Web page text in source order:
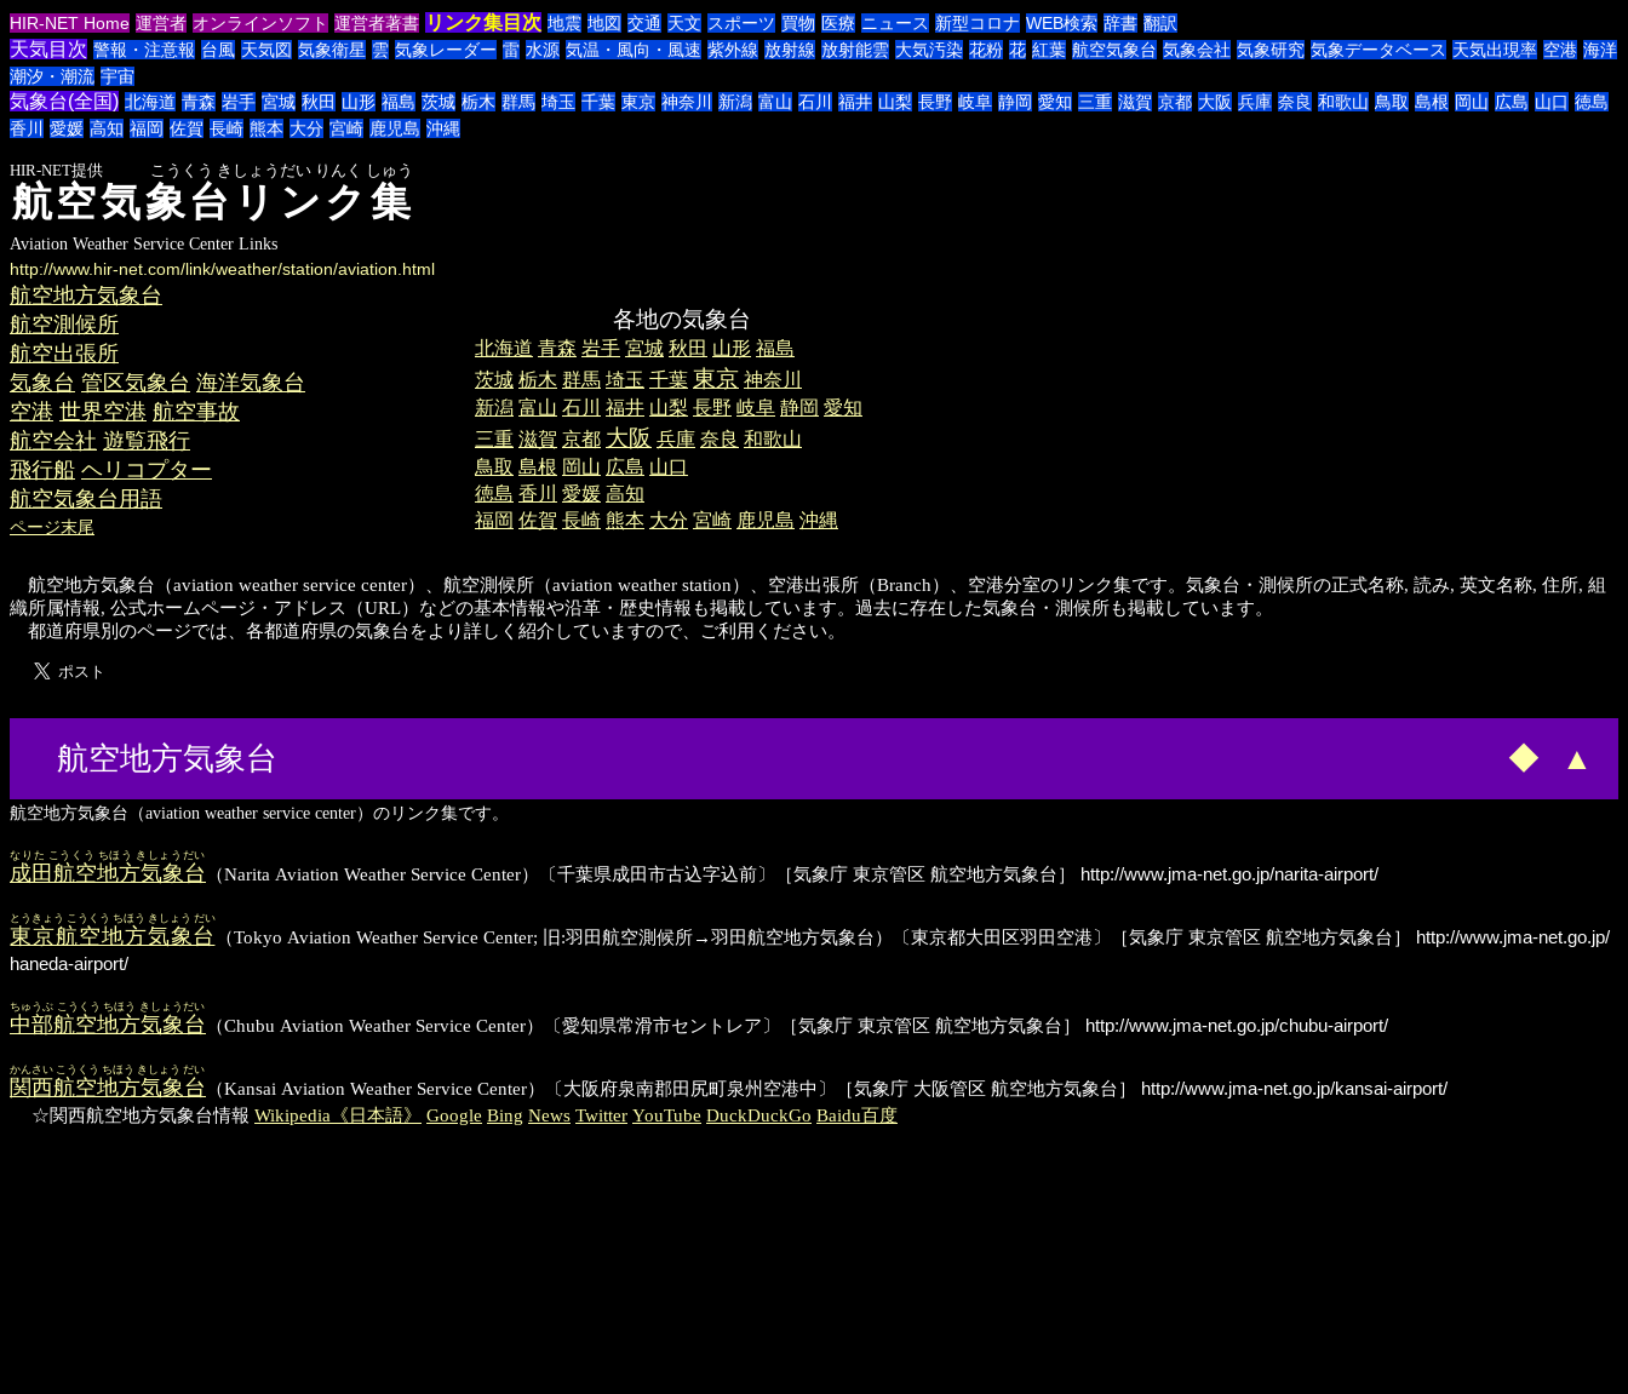
HIR-NET Home 運営者 オンラインソフト 運営者著書 リンク集目次 地震 地図 交通 天文 スポーツ 買物 医療 ニュース 新型コロナ WEB検索 辞書 翻訳
天気目次 警報・注意報 台風 天気図 気象衛星 雲 気象レーダー 雷 水源 気温・風向・風速 紫外線 放射線 放射能雲 大気汚染 花粉 花 紅葉 航空気象台 気象会社 気象研究 気象データベース 天気出現率 空港 海洋
潮汐・潮流 宇宙
気象台(全国) 北海道 青森 岩手 宮城 秋田 山形 福島 茨城 栃木 群馬 埼玉 千葉 東京 神奈川 新潟 富山 石川 福井 山梨 長野 岐阜 静岡 愛知 三重 滋賀 京都 大阪 兵庫 奈良 和歌山 鳥取 島根 岡山 広島 山口 徳島
香川
愛媛 高知 福岡 佐賀 長崎 熊本 大分 宮崎 鹿児島 沖縄
航空気象台リンク集
HIR-NET提供 こうくう きしょうだい りんく しゅう
Aviation Weather Service Center Links
http://www.hir-net.com/link/weather/station/aviation.html
航空地方気象台
航空測候所
航空出張所
気象台 管区気象台 海洋気象台
空港 世界空港 航空事故
航空会社 遊覧飛行
飛行船 ヘリコプター
航空気象台用語
ページ末尾
各地の気象台
北海道 青森 岩手 宮城 秋田 山形 福島
茨城 栃木 群馬 埼玉 千葉 東京 神奈川
新潟 富山 石川 福井 山梨 長野 岐阜 静岡 愛知
三重 滋賀 京都 大阪 兵庫 奈良 和歌山
鳥取 島根 岡山 広島 山口
徳島 香川 愛媛 高知
福岡 佐賀 長崎 熊本 大分 宮崎 鹿児島 沖縄
航空地方気象台（aviation weather service center）、航空測候所（aviation weather station）、空港出張所（Branch）、空港分室のリンク集です。気象台・測候所の正式名称, 読み, 英文名称, 住所, 組
織所属情報, 公式ホームページ・アドレス（URL）などの基本情報や沿革・歴史情報も掲載しています。過去に存在した気象台・測候所も掲載しています。
都道府県別のページでは、各都道府県の気象台をより詳しく紹介していますので、ご利用ください。
航空地方気象台 ◆ ▲
航空地方気象台（aviation weather service center）のリンク集です。
成田航空地方気象台
なりた こうくう ちほう きしょうだい
（Narita Aviation Weather Service Center）〔千葉県成田市古込字込前〕［気象庁 東京管区 航空地方気象台］ http://www.jma-net.go.jp/narita-airport/
東京航空地方気象台
とうきょう こうくう ちほう きしょう だい
（Tokyo Aviation Weather Service Center; 旧:羽田航空測候所→羽田航空地方気象台）〔東京都大田区羽田空港〕［気象庁 東京管区 航空地方気象台］
http://www.jma-net.go.jp/
haneda-airport/
中部航空地方気象台
ちゅうぶ こうくう ちほう きしょうだい
（Chubu Aviation Weather Service Center）〔愛知県常滑市セントレア〕［気象庁 東京管区 航空地方気象台］ http://www.jma-net.go.jp/chubu-airport/
関西航空地方気象台
かんさい こうくう ちほう きしょう だい
（Kansai Aviation Weather Service Center）〔大阪府泉南郡田尻町泉州空港中〕［気象庁 大阪管区 航空地方気象台］ http://www.jma-net.go.jp/kansai-airport/
☆関西航空地方気象台情報 Wikipedia《日本語》 Google Bing News Twitter YouTube DuckDuckGo Baidu百度